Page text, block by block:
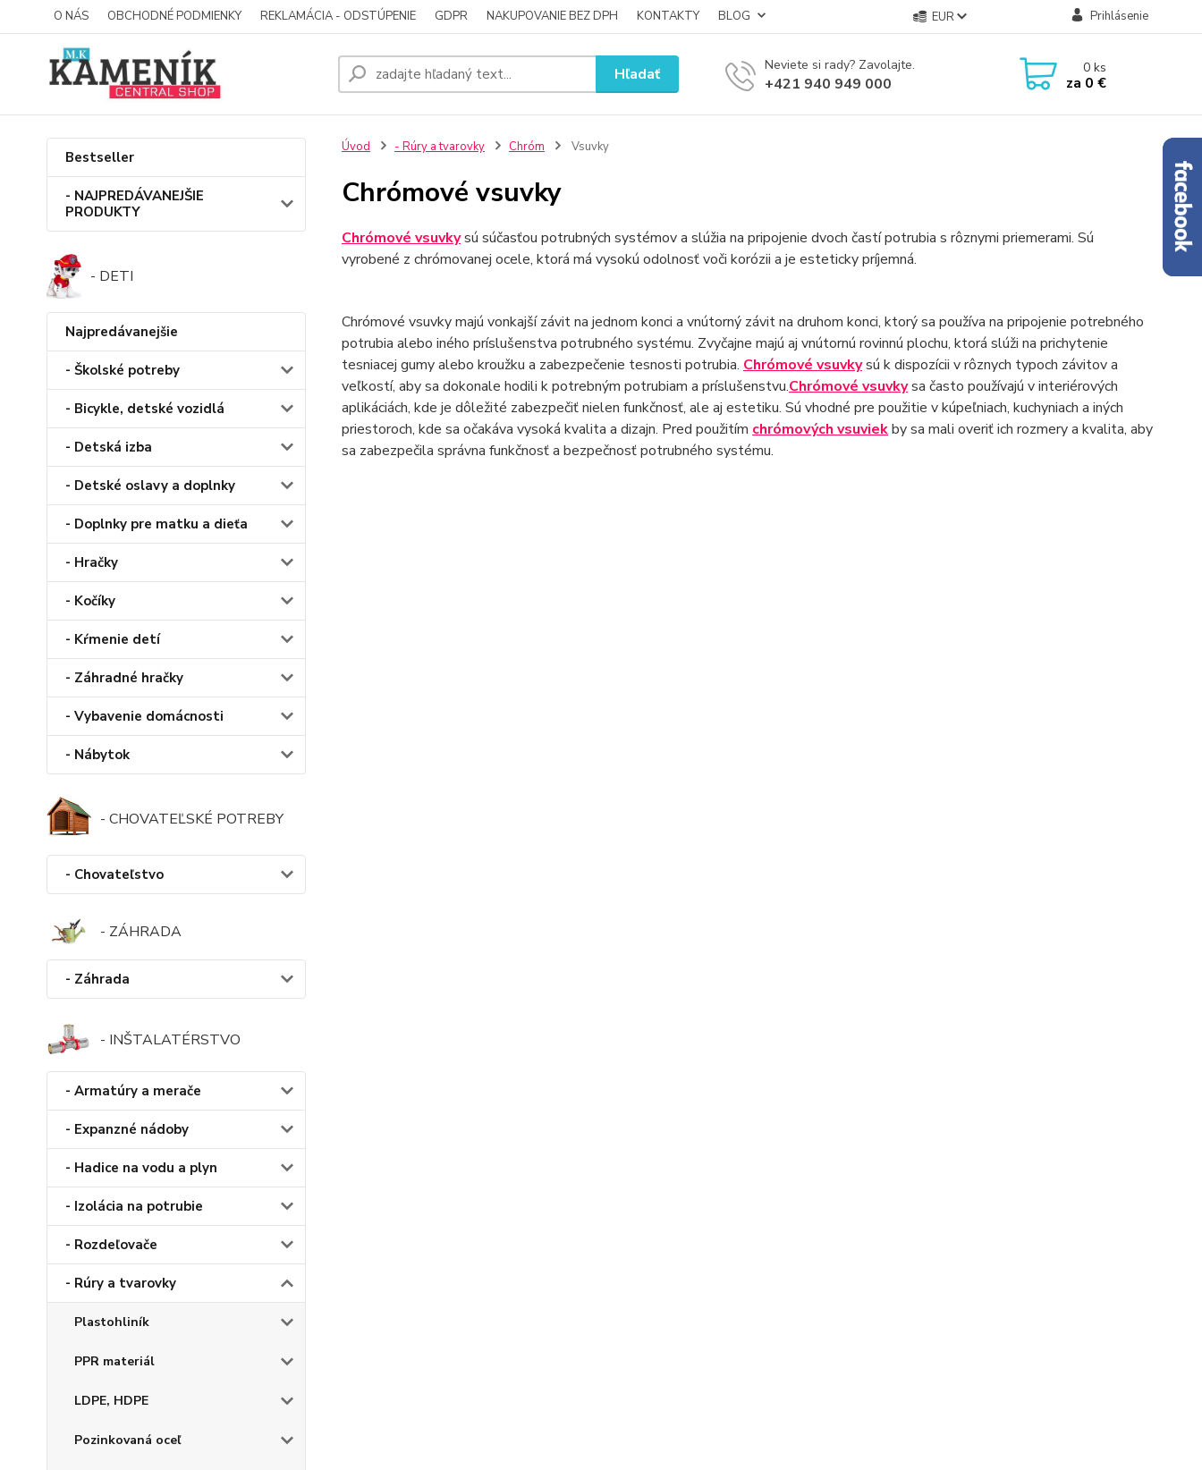
O NÁS OBCHODNÉ PODMIENKY REKLAMÁCIA - ODSTÚPENIE GDPR NAKUPOVANIE BEZ DPH KONTAKTY BLOG EUR Prihlásenie
Hľadať Neviete si rady? Zavolajte.
+421 940 949 000
0ks
za 0 €
Bestseller
- NAJPREDÁVANEJŠIE
PRODUKTY
- DETI
Najpredávanejšie
- Školské potreby
- Bicykle, detské vozidlá
- Detská izba
- Detské oslavy a doplnky
- Doplnky pre matku a dieťa
- Hračky
- Kočíky
- Kŕmenie detí
- Záhradné hračky
- Vybavenie domácnosti
- Nábytok
- CHOVATEĽSKÉ POTREBY
- Chovateľstvo
- ZÁHRADA
- Záhrada
- INŠTALATÉRSTVO
- Armatúry a merače
- Expanzné nádoby
- Hadice na vodu a plyn
- Izolácia na potrubie
- Rozdeľovače
- Rúry a tvarovky
Plastohliník
PPR materiál
LDPE, HDPE
Pozinkovaná oceľ
Úvod - Rúry a tvarovky Chróm Vsuvky
Chrómové vsuvky
Chrómové vsuvkysú súčasťou potrubných systémov a slúžia na pripojenie dvoch častí potrubia s rôznymi priemerami. Sú
vyrobené z chrómovanej ocele, ktorá má vysokú odolnosť voči korózii a je esteticky príjemná.
Chrómové vsuvky majú vonkajší závit na jednom konci a vnútorný závit na druhom konci, ktorý sa používa na pripojenie potrebného
potrubia alebo iného príslušenstva potrubného systému. Zvyčajne majú aj vnútornú rovinnú plochu, ktorá slúži na prichytenie
tesniacej gumy alebo kroužku a zabezpečenie tesnosti potrubia. Chrómové vsuvkysú k dispozícii v rôznych typoch závitov a
veľkostí, aby sa dokonale hodili k potrebným potrubiam a príslušenstvu.Chrómové vsuvkysa často používajú v interiérových
aplikáciách, kde je dôležité zabezpečiť nielen funkčnosť, ale aj estetiku. Sú vhodné pre použitie v kúpeľniach, kuchyniach a iných
priestoroch, kde sa očakáva vysoká kvalita a dizajn. Pred použitím chrómových vsuviekby sa mali overiť ich rozmery a kvalita, aby
sa zabezpečila správna funkčnosť a bezpečnosť potrubného systému.